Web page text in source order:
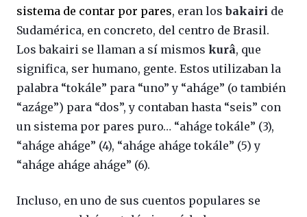
sistema de contar por pares, eran losbakairi de
Sudamérica, en concreto, del centro de Brasil.
Los bakairi se llaman a sí mismos kurâ, que
significa, ser humano, gente. Estos utilizaban la
palabra “tokále” para “uno” y “aháge” (o también
“azáge”) para “dos”, y contaban hasta “seis” con
un sistema por pares puro… “aháge tokále” (3),
“aháge aháge” (4), “aháge aháge tokále” (5) y
“aháge aháge aháge” (6).
Incluso, en uno de sus cuentos populares se